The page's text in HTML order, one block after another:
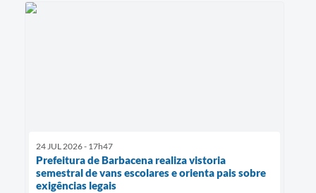
24 JUL 2026 - 17h47
Prefeitura de Barbacena realiza vistoria
semestral de vans escolares e orienta pais sobre
exigências legais